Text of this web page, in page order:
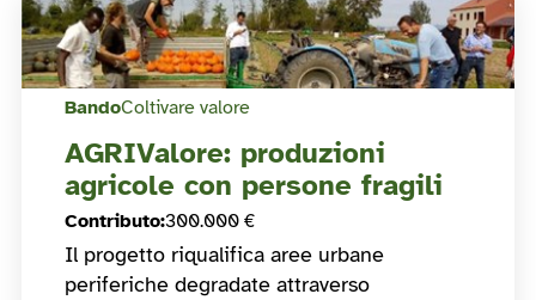
BandoColtivare valore
AGRIValore: produzioni
agricole con persone fragili
Contributo:300.000 €
Il progetto riqualifica aree urbane
periferiche degradate attraverso